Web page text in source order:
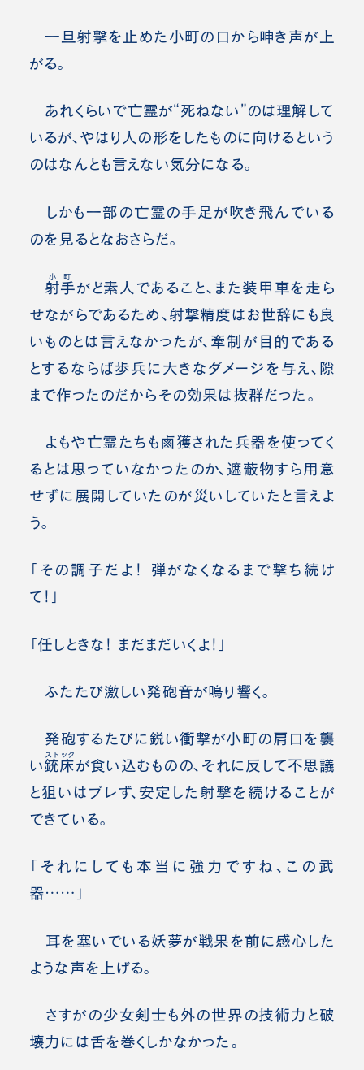
一旦射撃を止めた小町の口から呻き声が上
がる。
あれくらいで亡霊が“死ねない”のは理解して
いるが、やはり人の形をしたものに向けるという
のはなんとも言えない気分になる。
しかも一部の亡霊の手足が吹き飛んでいる
のを見るとなおさらだ。
射手
小町
がど素人であること、また装甲車を走ら
せながらであるため、射撃精度はお世辞にも良
いものとは言えなかったが、牽制が目的である
とするならば歩兵に大きなダメージを与え、隙
まで作ったのだからその効果は抜群だった。
よもや亡霊たちも鹵獲された兵器を使ってく
るとは思っていなかったのか、遮蔽物すら用意
せずに展開していたのが災いしていたと言えよ
う。
「その調子だよ！ 弾がなくなるまで撃ち続け
て！」
「任しときな！ まだまだいくよ！」
ふたたび激しい発砲音が鳴り響く。
発砲するたびに鋭い衝撃が小町の肩口を襲
い銃床
ストック
が食い込むものの、それに反して不思議
と狙いはブレず、安定した射撃を続けることが
できている。
「それにしても本当に強力ですね、この武
器……」
耳を塞いでいる妖夢が戦果を前に感心した
ような声を上げる。
さすがの少女剣士も外の世界の技術力と破
壊力には舌を巻くしかなかった。